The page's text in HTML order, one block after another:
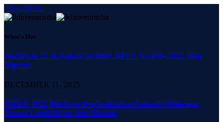
Close Menu
What's Hot
Hadirkan 21 Kategori, Santini JMTV Awards 2025 Siap
Digelar
DECEMBER 11, 2025
ISFEX 2025 Platform Pertumbuhan Industri Olahraga,
Terasa Lebih Besar dan Meriah